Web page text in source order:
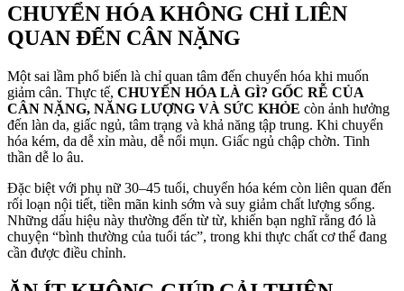
CHUYỂN HÓA KHÔNG CHỈ LIÊN
QUAN ĐẾN CÂN NẶNG
Một sai lầm phổ biến là chỉ quan tâm đến chuyển hóa khi muốn
giảm cân. Thực tế, CHUYỂN HÓA LÀ GÌ? GỐC RỄ CỦA
CÂN NẶNG, NĂNG LƯỢNG VÀ SỨC KHỎE còn ảnh hưởng
đến làn da, giấc ngủ, tâm trạng và khả năng tập trung. Khi chuyển
hóa kém, da dễ xỉn màu, dễ nổi mụn. Giấc ngủ chập chờn. Tinh
thần dễ lo âu.
Đặc biệt với phụ nữ 30–45 tuổi, chuyển hóa kém còn liên quan đến
rối loạn nội tiết, tiền mãn kinh sớm và suy giảm chất lượng sống.
Những dấu hiệu này thường đến từ từ, khiến bạn nghĩ rằng đó là
chuyện “bình thường của tuổi tác”, trong khi thực chất cơ thể đang
cần được điều chỉnh.